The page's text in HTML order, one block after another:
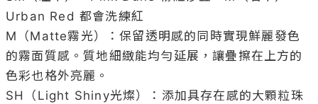
Urban Red 都會洗練紅
M（Matte霧光）：保留透明感的同時實現鮮麗發色
的霧面質感。質地細緻能均勻延展，讓疊擦在上方的
色彩也格外亮麗。
SH（Light Shiny光燦）：添加具存在感的大顆粒珠